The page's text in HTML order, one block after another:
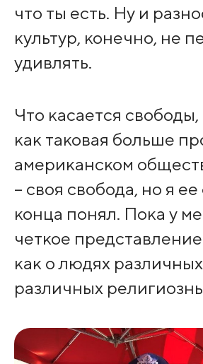
что ты есть. Ну и
культур, конечно, не
удивлять.
Что касается свободы,
как таковая больше
американском
– своя свобода, но я
конца понял. Пока у
четкое
как о людях
различных